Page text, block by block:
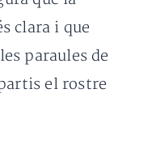
clara i que
paraules de
el rostre